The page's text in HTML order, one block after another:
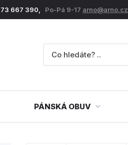
667 390, Po-Pá 9-17 arno@arno.cz
PÁNSKÁ OBUV